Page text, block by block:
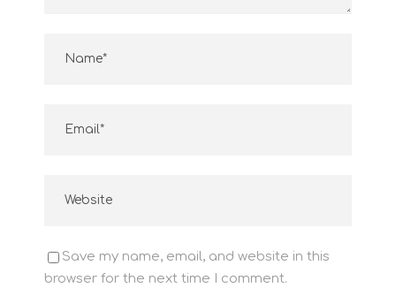
Save my name, email, and website in this
browser for the next time I comment.